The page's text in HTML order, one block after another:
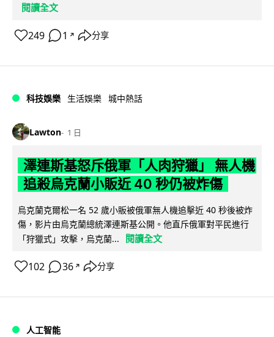
閱讀全文
249 1 ↗ 分享
科技娛樂 生活娛樂 城中熱話
Lawton 1 日
澤連斯基怒斥俄軍「人肉狩獵」 無人機
追殺烏克蘭小販近 40 秒仍被炸傷
烏克蘭克爾松一名 52 歲小販被俄軍無人機追擊近 40 秒後被炸
傷，影片由烏克蘭總統澤連斯基公開。他直斥俄軍對平民進行
「狩獵式」攻擊，烏克蘭...
閱讀全文
102 36 ↗ 分享
人工智能